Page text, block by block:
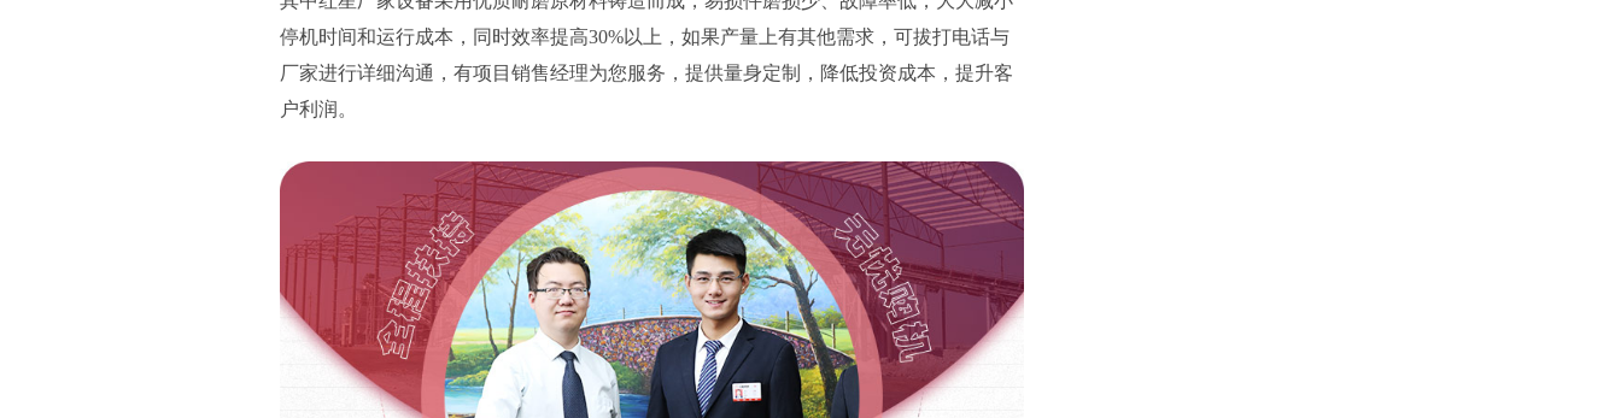
停机时间和运行成本，同时效率提高30%以上，如果产量上有其他需求，可拔打电话与
厂家进行详细沟通，有项目销售经理为您服务，提供量身定制，降低投资成本，提升客
户利润。